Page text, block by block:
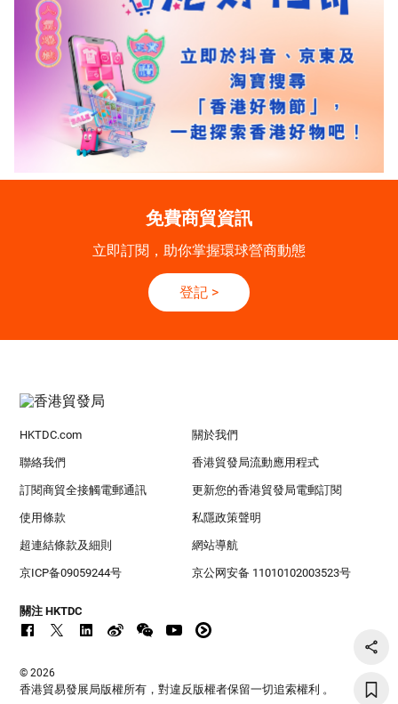
免費商貿資訊
立即訂閱，助你掌握環球營商動態
登記 >
HKTDC.com 關於我們
聯絡我們 香港貿發局流動應用程式
訂閱商貿全接觸電郵通訊 更新您的香港貿發局電郵訂閱
使用條款 私隱政策聲明
超連結條款及細則 網站導航
京ICP备09059244号 京公网安备 11010102003523号
關注 HKTDC
© 2026
香港貿易發展局版權所有，對違反版權者保留一切追索權利 。